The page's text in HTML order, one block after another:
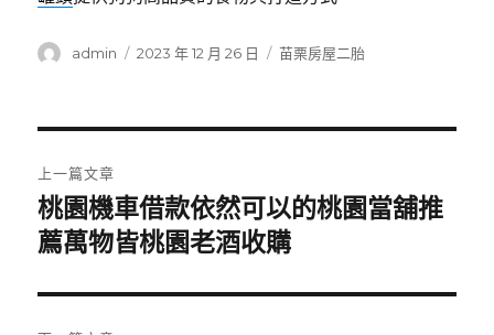
作
admin
發
2023 年 12 月 26 日
分
苗栗房屋二胎
章
導
覽
上一篇文章
上
一
文
章:
桃園機車借款依然可以的桃園當舖推
薦萬物皆桃園老酒收購